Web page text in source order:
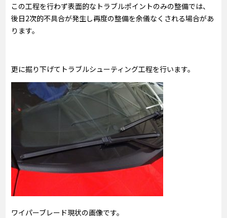
この工程を行わず表面的なトラブルポイントのみの整備では、
後日2次的不具合が発生し再度の整備を余儀なくされる場合があ
ります。
更に掘り下げてトラブルシューティング工程を行います。
ワイパーブレード現状の画像です。